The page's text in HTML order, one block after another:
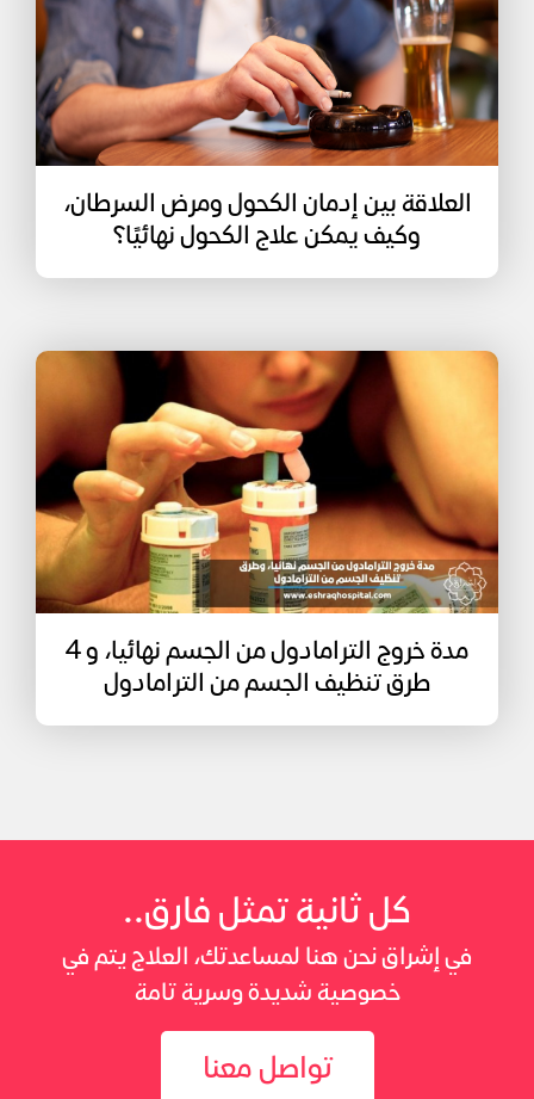
العلاقة بين إدمان الكحول ومرض السرطان،
وكيف يمكن علاج الكحول نهائيًا؟
مدة خروج الترامادول من الجسم نهائيا، و 4
طرق تنظيف الجسم من الترامادول
كل ثانية تمثل فارق..
في إشراق نحن هنا لمساعدتك، العلاج يتم في
خصوصية شديدة وسرية تامة
تواصل معنا